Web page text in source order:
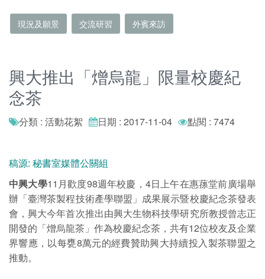
現況及願景 交流研習 外賓來訪
興大推出「熷烏龍」限量校慶紀
念茶
分類 : 活動花絮 日期 : 2017-11-04 點閱 : 7474
稿源: 秘書室媒體公關組
中興大學11月歡度98週年校慶，4日上午在惠蓀堂前廣場舉
辦「臺灣茶製程技術產學聯盟」成果展示暨校慶紀念茶發表
會，興大今年首次推出由興大生物科技學研究所教授曾志正
開發的「熷烏龍茶」作為校慶紀念茶，共有12位校友及企業
界響應，以每甕8萬元的經費贊助興大持續投入製茶聯盟之
推動。